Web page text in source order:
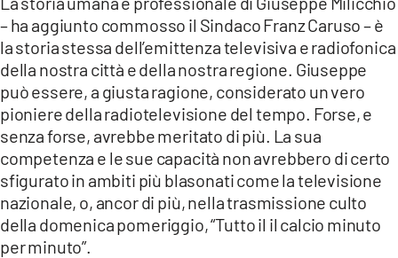
– ha aggiunto commosso il Sindaco Franz Caruso – è
la storia stessa dell’emittenza televisiva e radiofonica
della nostra città e della nostra regione. Giuseppe
può essere, a giusta ragione, considerato un vero
pioniere della radiotelevisione del tempo. Forse, e
senza forse, avrebbe meritato di più. La sua
competenza e le sue capacità non avrebbero di certo
sfigurato in ambiti più blasonati come la televisione
nazionale, o, ancor di più, nella trasmissione culto
della domenica pomeriggio, “Tutto il il calcio minuto
per minuto”.